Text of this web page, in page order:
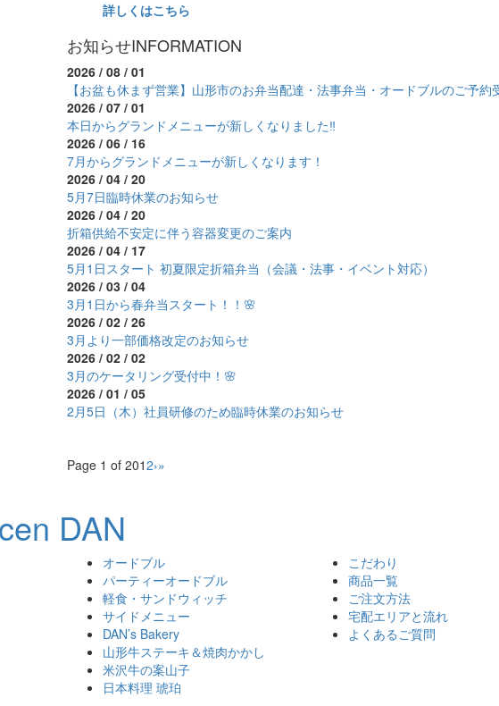
詳しくはこちら
お知らせINFORMATION
2026 / 08 / 01
【お盆も休まず営業】山形市のお弁当配達・法事弁当・オードブルのご予約
2026 / 07 / 01
本日からグランドメニューが新しくなりました‼
2026 / 06 / 16
7月からグランドメニューが新しくなります！
2026 / 04 / 20
5月7日臨時休業のお知らせ
2026 / 04 / 20
折箱供給不安定に伴う容器変更のご案内
2026 / 04 / 17
5月1日スタート 初夏限定折箱弁当（会議・法事・イベント対応）
2026 / 03 / 04
3月1日から春弁当スタート！！🌸
2026 / 02 / 26
3月より一部価格改定のお知らせ
2026 / 02 / 02
3月のケータリング受付中！🌸
2026 / 01 / 05
2月5日（木）社員研修のため臨時休業のお知らせ
Page 1 of 2012›»
オードブル
パーティーオードブル
軽食・サンドウィッチ
サイドメニュー
DAN’s Bakery
山形牛ステーキ＆焼肉かかし
米沢牛の案山子
日本料理 琥珀
こだわり
商品一覧
ご注文方法
宅配エリアと流れ
よくあるご質問